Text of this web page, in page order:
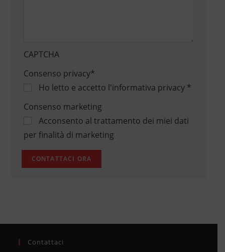
CAPTCHA
Consenso privacy*
Ho letto e accetto l'informativa privacy*
Consenso marketing
Acconsento al trattamento dei miei dati
per finalità di marketing
Contattaci